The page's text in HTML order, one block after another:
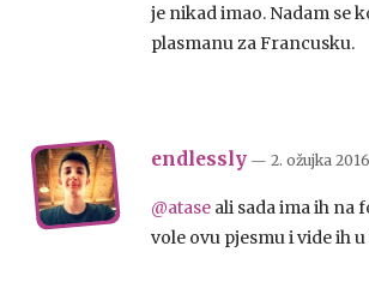
je nikad imao. Nadam se
plasmanu za Francusku.
endlessly — 2. ožujka
@atase ali sada ima ih na
vole ovu pjesmu i vide ih u